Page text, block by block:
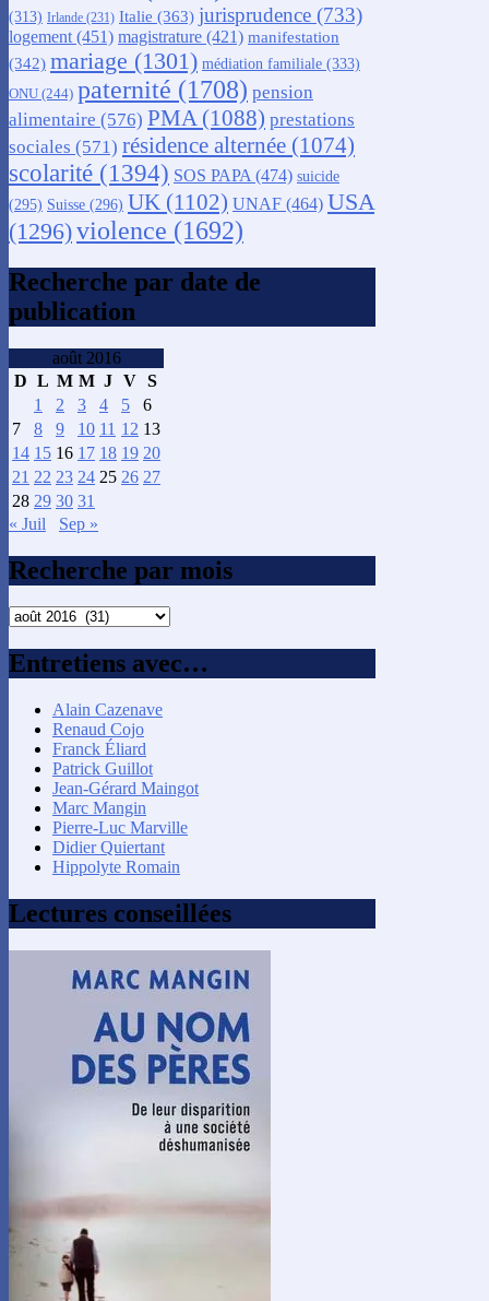
(313) Irlande (231) Italie (363) jurisprudence (733)
logement (451) magistrature (421) manifestation
(342) mariage (1301) médiation familiale (333)
ONU (244) paternité (1708) pension
alimentaire (576) PMA(1088) prestations
sociales (571) résidence alternée (1074)
scolarité (1394) SOS PAPA(474) suicide
(295) Suisse (296) UK (1102) UNAF (464) USA
(1296)violence (1692)
Recherche par date de
publication
août 2016
D L M M J V S
1
2 3 4 5
6
7
8 9 10 11 12 13
14 15 16 17 18 19 20
21 22 23 24 25 26 27
28 29 30 31
« Juil
Sep »
Recherche par mois
Recherche
mois
Entretiens avec…
Alain Cazenave
Renaud Cojo
Franck Éliard
Patrick Guillot
Jean-Gérard Maingot
Marc Mangin
Pierre-Luc Marville
Didier Quiertant
Hippolyte Romain
Lectures conseillées